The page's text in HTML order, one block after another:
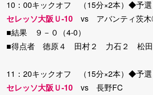
10：00キックオフ （15分×2本）◆予
セレッソ大阪Ｕ-10vs アバンティ茨
■結果 ９－０（4-0）
■得点者 徳原４ 田村２ 力石２ 松田
11：20キックオフ （15分×2本）◆予
セレッソ大阪Ｕ-10 vs 長野FC